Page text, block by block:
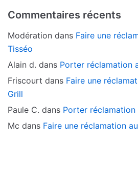
Commentaires récents
Modération dans Faire une
Tisséo
Alain d. dans Porter réclamation
Friscourt dans Faire une
Grill
Paule C. dans Porter réclamation
Mc dans Faire une réclamation